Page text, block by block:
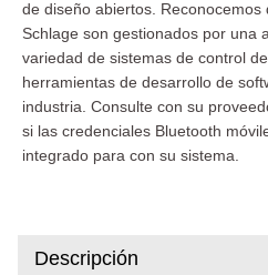
de diseño abiertos.
Schlage son gestionados por una
variedad de sistemas de control
herramientas de desarrollo de
industria. Consulte con su
si las credenciales Bluetooth
integrado para con su sistema.
Descripción